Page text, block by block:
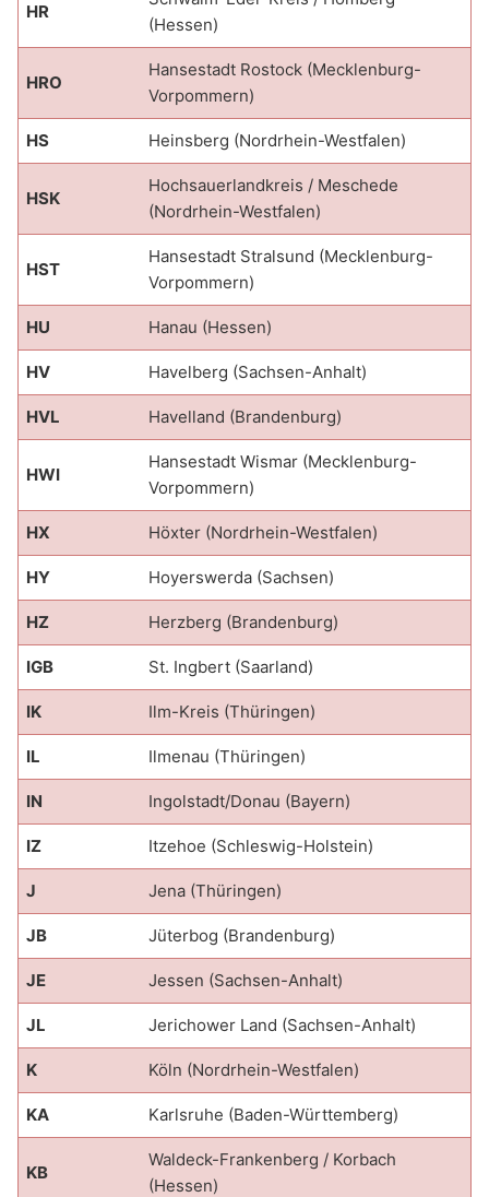
HR
(Hessen)
HRO
Hansestadt Rostock (Mecklenburg-
Vorpommern)
HS Heinsberg (Nordrhein-Westfalen)
HSK
Hochsauerlandkreis / Meschede
(Nordrhein-Westfalen)
HST
Hansestadt Stralsund (Mecklenburg-
Vorpommern)
HU Hanau (Hessen)
HV Havelberg (Sachsen-Anhalt)
HVL Havelland (Brandenburg)
HWI
Hansestadt Wismar (Mecklenburg-
Vorpommern)
HX Höxter (Nordrhein-Westfalen)
HY Hoyerswerda (Sachsen)
HZ Herzberg (Brandenburg)
IGB St. Ingbert (Saarland)
IK Ilm-Kreis (Thüringen)
IL Ilmenau (Thüringen)
IN Ingolstadt/Donau (Bayern)
IZ Itzehoe (Schleswig-Holstein)
J Jena (Thüringen)
JB Jüterbog (Brandenburg)
JE Jessen (Sachsen-Anhalt)
JL Jerichower Land (Sachsen-Anhalt)
K Köln (Nordrhein-Westfalen)
KA Karlsruhe (Baden-Württemberg)
KB
Waldeck-Frankenberg / Korbach
(Hessen)